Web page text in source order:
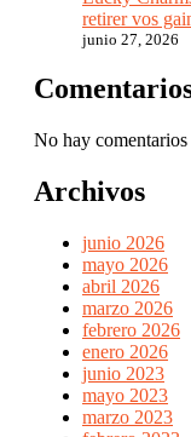
retirer vos
junio 27, 2026
No hay comentarios
Archivos
junio 2026
mayo 2026
abril 2026
marzo 2026
febrero 2026
enero 2026
junio 2023
mayo 2023
marzo 2023